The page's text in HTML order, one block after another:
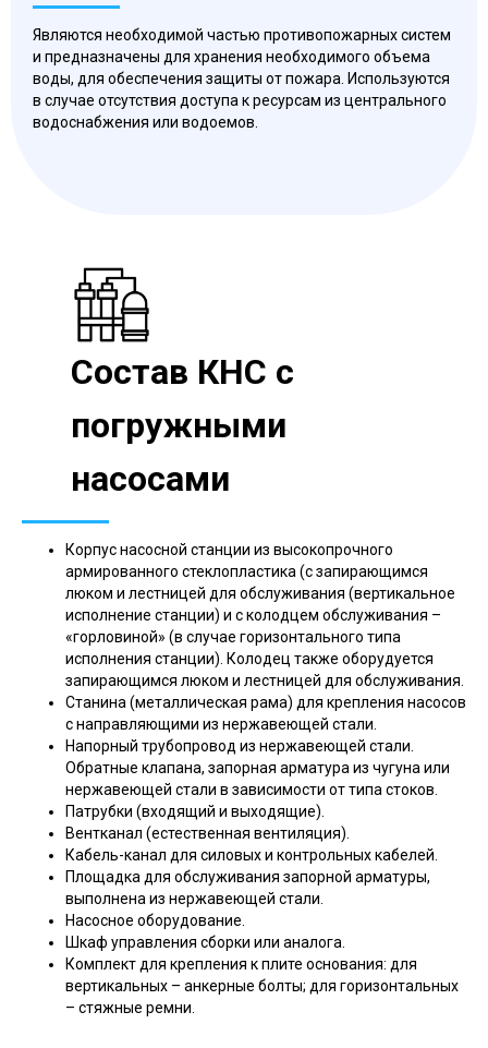
Являются необходимой частью противопожарных систем
и предназначены для хранения необходимого объема
воды, для обеспечения защиты от пожара. Используются
в случае отсутствия доступа к ресурсам из центрального
водоснабжения или водоемов.
Состав КНС с
погружными
насосами
Корпус насосной станции из высокопрочного
армированного стеклопластика (с запирающимся
люком и лестницей для обслуживания (вертикальное
исполнение станции) и с колодцем обслуживания –
«горловиной» (в случае горизонтального типа
исполнения станции). Колодец также оборудуется
запирающимся люком и лестницей для обслуживания.
Станина (металлическая рама) для крепления насосов
с направляющими из нержавеющей стали.
Напорный трубопровод из нержавеющей стали.
Обратные клапана, запорная арматура из чугуна или
нержавеющей стали в зависимости от типа стоков.
Патрубки (входящий и выходящие).
Вентканал (естественная вентиляция).
Кабель-канал для силовых и контрольных кабелей.
Площадка для обслуживания запорной арматуры,
выполнена из нержавеющей стали.
Насосное оборудование.
Шкаф управления сборки или аналога.
Комплект для крепления к плите основания: для
вертикальных – анкерные болты; для горизонтальных
– стяжные ремни.